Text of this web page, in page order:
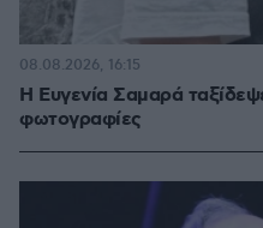
Η Ευγενία Σαμαρά
φωτογραφίες
08.08.2026, 16:15